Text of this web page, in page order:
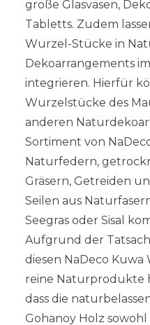
große Glasvasen,
Tabletts. Zudem
Wurzel-Stücke in
Dekoarrangements
integrieren. Hierfür
Wurzelstücke des
anderen
Sortiment von
Naturfedern,
Gräsern, Getreiden
Seilen aus
Seegras oder Sisal
Aufgrund der
diesen NaDeco
reine Naturprodukte
dass die
Gohanoy Holz